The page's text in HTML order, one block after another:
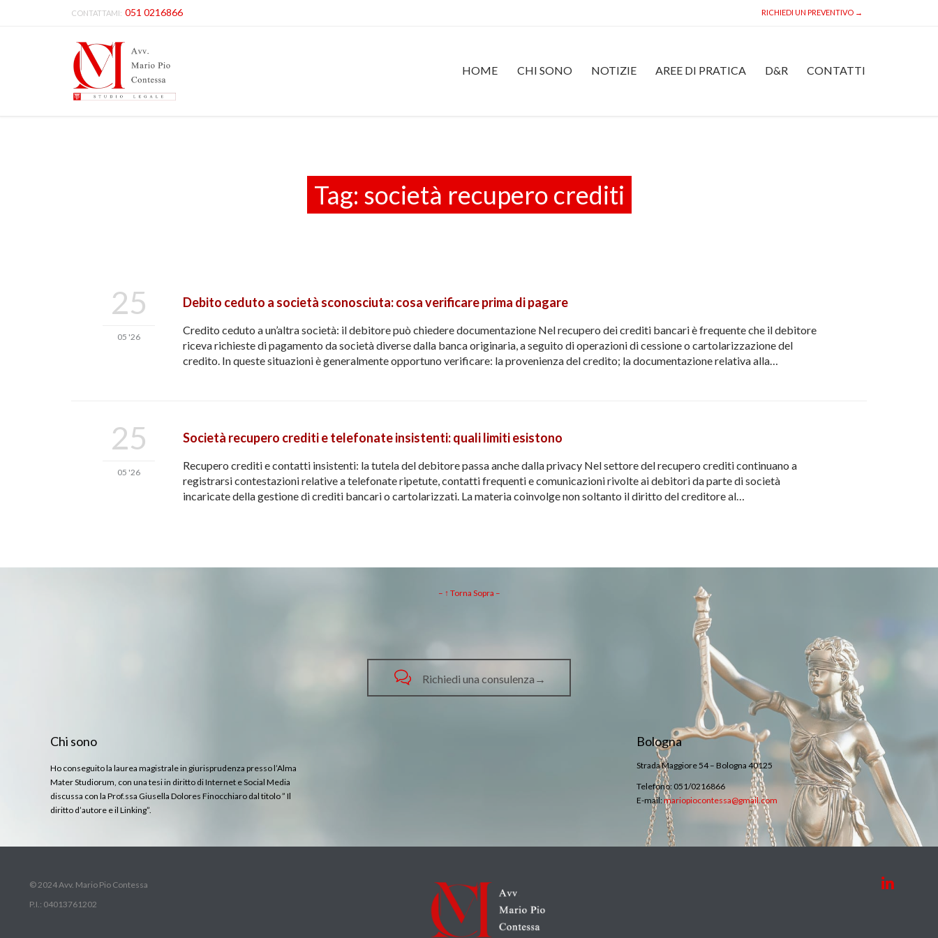
CONTATTAMI: 051 0216866 RICHIEDI UN PREVENTIVO →
HOME CHI SONO NOTIZIE AREE DI PRATICA D&R CONTATTI
Tag: società recupero crediti
25
05 '26
Debito ceduto a società sconosciuta: cosa verificare prima di pagare
Credito ceduto a un’altra società: il debitore può chiedere documentazione Nel recupero dei crediti bancari è frequente che il debitore
riceva richieste di pagamento da società diverse dalla banca originaria, a seguito di operazioni di cessione o cartolarizzazione del
credito. In queste situazioni è generalmente opportuno verificare: la provenienza del credito; la documentazione relativa alla…
25
05 '26
Società recupero crediti e telefonate insistenti: quali limiti esistono
Recupero crediti e contatti insistenti: la tutela del debitore passa anche dalla privacy Nel settore del recupero crediti continuano a
registrarsi contestazioni relative a telefonate ripetute, contatti frequenti e comunicazioni rivolte ai debitori da parte di società
incaricate della gestione di crediti bancari o cartolarizzati. La materia coinvolge non soltanto il diritto del creditore al…
– ↑ Torna Sopra –
 Richiedi una consulenza→
Chi sono
Ho conseguito la laurea magistrale in giurisprudenza presso l’Alma
Mater Studiorum, con una tesi in diritto di Internet e Social Media
discussa con la Prof.ssa Giusella Dolores Finocchiaro dal titolo ” Il
diritto d’autore e il Linking”.
Bologna
Strada Maggiore 54 – Bologna 40125
Telefono: 051/0216866
E-mail:mariopiocontessa@gmail.com
© 2024 Avv. Mario Pio Contessa
P.I.: 04013761202
